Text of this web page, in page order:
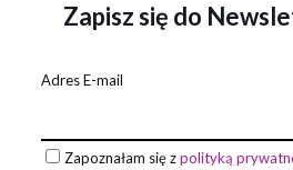
Zapisz się do
Adres E-mail
Zapoznałam się zpolityką